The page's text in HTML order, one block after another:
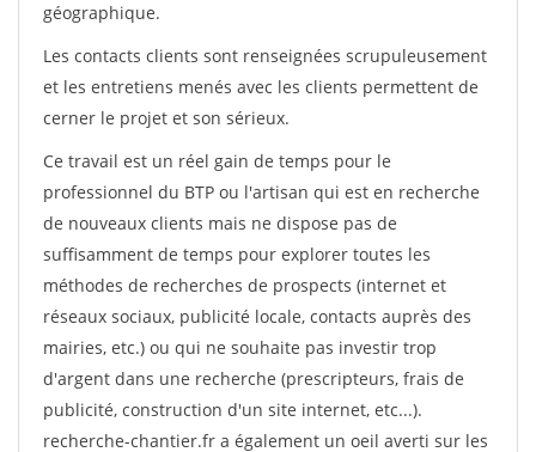
géographique.
Les contacts clients sont renseignées scrupuleusement
et les entretiens menés avec les clients permettent de
cerner le projet et son sérieux.
Ce travail est un réel gain de temps pour le
professionnel du BTP ou l'artisan qui est en recherche
de nouveaux clients mais ne dispose pas de
suffisamment de temps pour explorer toutes les
méthodes de recherches de prospects (internet et
réseaux sociaux, publicité locale, contacts auprès des
mairies, etc.) ou qui ne souhaite pas investir trop
d'argent dans une recherche (prescripteurs, frais de
publicité, construction d'un site internet, etc...).
recherche-chantier.fr a également un oeil averti sur les